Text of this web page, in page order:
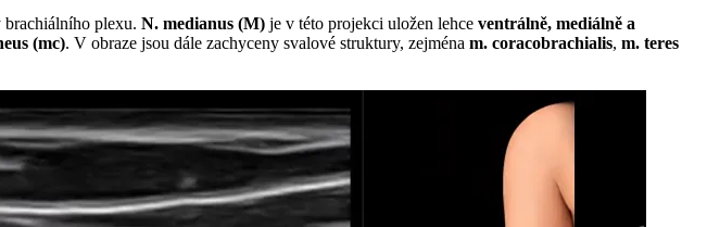
plexu. N. medianus (M) je v této projekci uložen lehce ventrálně, mediálně a
(mc). V obraze jsou dále zachyceny svalové struktury, zejména m. coracobrachialis, m. teres